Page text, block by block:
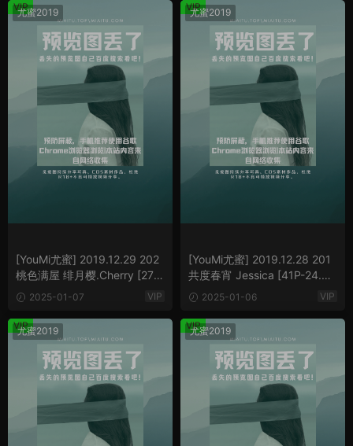
尤蜜2019
[YouMi尤蜜] 2019.12.29 202
桃色满屋 绯月樱.Cherry [27P-
13.39 MB]
2025-01-07 VIP
VIP 尤蜜2019
[YouMi尤蜜] 2019.12.28 201
共度春宵 Jessica [41P-24.84
MB]2025-01-06 VIP
VIP
尤蜜2019
VIP 尤蜜2019
VIP